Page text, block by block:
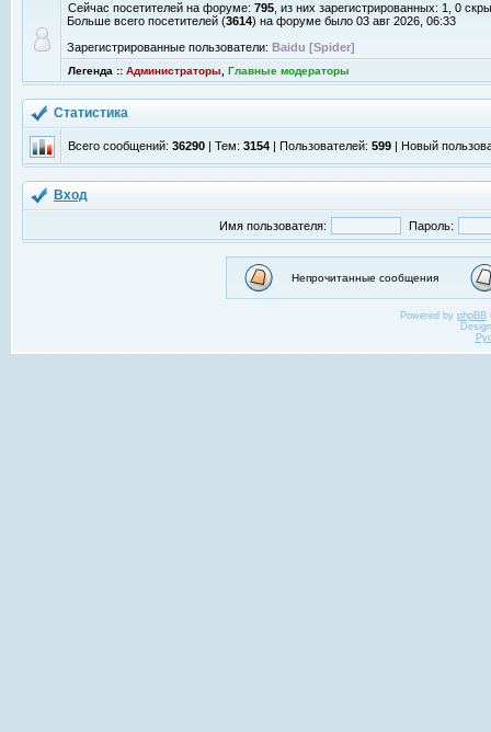
Сейчас посетителей на форуме: 795 , из них зарегистрированных: 1, 0
Больше всего посетителей (3614) на форуме было 03 авг 2026, 06:33
Зарегистрированные пользователи: Baidu [Spider]
Легенда :: Администраторы Главные модераторы
Статистика
Всего сообщений: 36290 | Тем: 3154 | Пользователей: 599 | Новый
Вход
Имя пользователя: Пароль:
Непрочитанные сообщения
Powered by phpBB